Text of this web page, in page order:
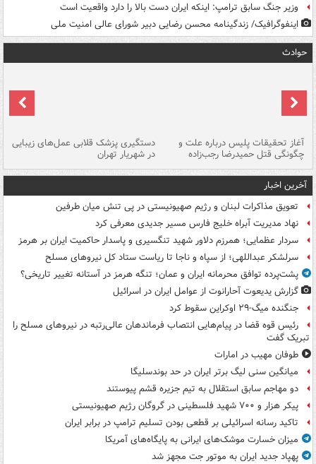
وزیر جنگ سابق ترامپ: اینکه ایران دست بالا را دارد واقعیت است
اینفوگرافیک/ زندگینامه محسن رضایی دبیر شورای عالی امنیت‌ ملی
حوادث
آغاز تحقیقات پلیس درباره علت و
چگونگی قتل حمیدرضا رجب‌زاده
دستگیری پزشک قلابی عمل‌های زیبایی
در شهریار تهران
آخرین اخبار
تعویق مذاکرات لبنان و رژیم صهیونیستی در پی تنش میان طرفین
نهاد مدیریت آبراه خلیج فارس مسیر جدیدی معرفی کرد
سردار عظمایی؛ همرزم دلاور شهید تنگسیری و پاسدار حاکمیت ایران بر هرمز
سرلشکر عبداللهی؛ از سپاه و ناجا تا ریاست ستاد کل نیروهای مسلح
پشت‌پرده توافق محرمانه ایران و عمان؛ تنگه هرمز در آستانه تغییر تاریخی؟
گزارش یدیعوت آحارانوت از عوامل ایران در اسرائیل
جنگنده میگ-۲۹ اوکراین سقوط کرد
رئیس قوه قضا در پیام‌هایی انتصاب‌ فرماندهان عالی‌رتبه در نیروهای مسلح را
تبریک گفت
طوفان مهیب در امارات
میانگین سنی لیگ برتر ایران در حد بوندسلیگا
دو مهاجم سابق استقلال به تیم جزیره قشم پیوستند
پیکر هزار و ۷۰۰ شهید فلسطینی در گروگان رژیم صهیونیستی
تاکید رسانه اسرائیلی بر قطعی بودن تسلیم ترامپ در برابر ایران
میزان خسارت موشک‌های ایرانی به پایگاه‌های آمریکا
پهپاد جدید ایران به موتور جت مجهز شد